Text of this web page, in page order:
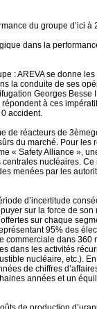
du groupe d’ici à
dans la
: AREVA se donne
la conduite de ses
Georges Besse
à ces
accident.
de réacteurs de
du marché. Pour les
« Safety Alliance »,
nucléaires. Ce
menées par les
d’incertitude
sur la force de
sur chaque
95% des
dans 360
dans les activités
nucléaire, etc.).
de chiffres
années et un